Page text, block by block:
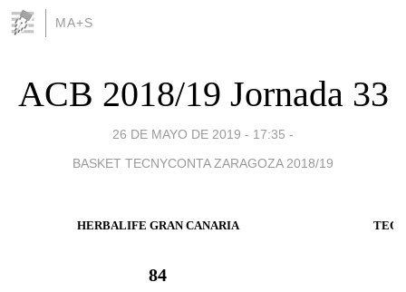
MA+S
ACB 2018/19 Jornada 33
26 DE MAYO DE 2019 - 17:35 -
BASKET TECNYCONTA ZARAGOZA 2018/19
HERBALIFE GRAN CANARIA
84